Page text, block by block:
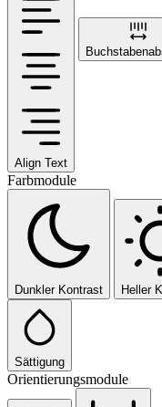
Align Text
Farbmodule
Dunkler Kontrast Heller
Sättigung
Orientierungsmodule